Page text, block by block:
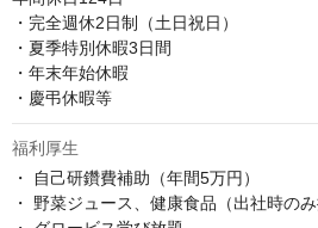
・完全週休2日制（土日祝日）
・夏季特別休暇3日間
・年末年始休暇
・慶弔休暇等
福利厚生
・ 自己研鑽費補助（年間5万円）
・ 野菜ジュース、健康食品（出社時のみ